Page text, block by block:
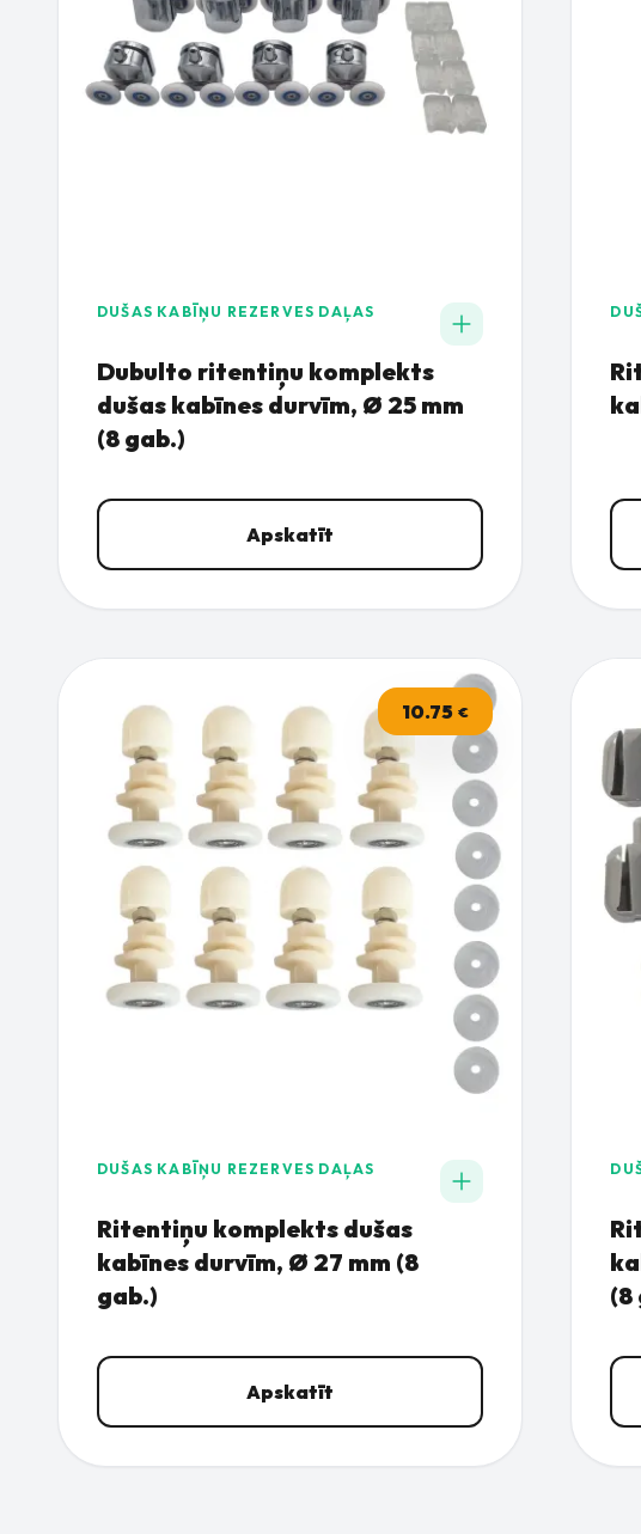
DUŠAS KABĪŅU REZERVES DAĻAS
Dubulto ritentiņu komplekts
dušas kabīnes durvīm, Ø 25 mm
(8 gab.)
Apskatīt
10.75 €
DUŠAS KABĪŅU REZERVES DAĻAS
Ritentiņu komplekts dušas
kabīnes durvīm, Ø 27 mm (8
gab.)
Apskatīt
(8